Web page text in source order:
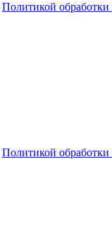
Политикой
Политикой